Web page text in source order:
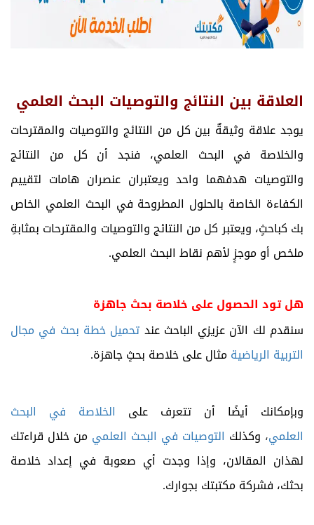
العلاقة بين النتائج والتوصيات البحث العلمي
يوجد علاقة وثيقةٌ بين كل من النتائج والتوصيات والمقترحات
والخلاصة في البحث العلمي، فنجد أن كل من النتائج
والتوصيات هدفهما واحد ويعتبران عنصران هامات لتقييم
الكفاءة الخاصة بالحلول المطروحة في البحث العلمي الخاص
بك كباحثٍ، ويعتبر كل من النتائج والتوصيات والمقترحات بمثابةِ
ملخص أو موجزٍ لأهم نقاط البحث العلمي.
هل تود الحصول على خلاصة بحث جاهزة
سنقدم لك الآن عزيزي الباحث عند تحميل خطة بحث في مجال
التربية الرياضيةمثال على خلاصة بحثٍ جاهزة.
وبإمكانك أيضًا أن تتعرف على الخلاصة في البحث
العلمي، وكذلك التوصيات في البحث العلمي من خلال قراءتك
لهذان المقالان، وإذا وجدت أي صعوبة في إعداد خلاصة
بحثك، فشركة مكتبتك بجوارك.